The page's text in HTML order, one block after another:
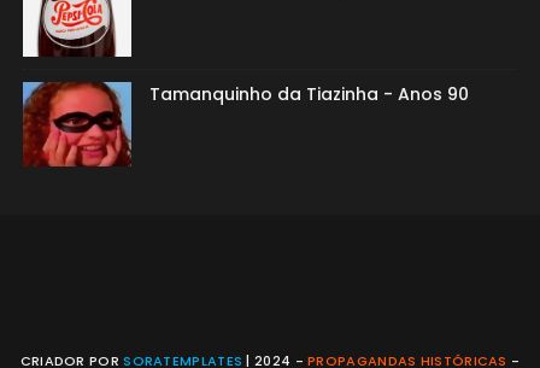
Tamanquinho da Tiazinha - Anos 90
CRIADOR PORSORATEMPLATES | 2024 -PROPAGANDAS HISTÓRICAS -